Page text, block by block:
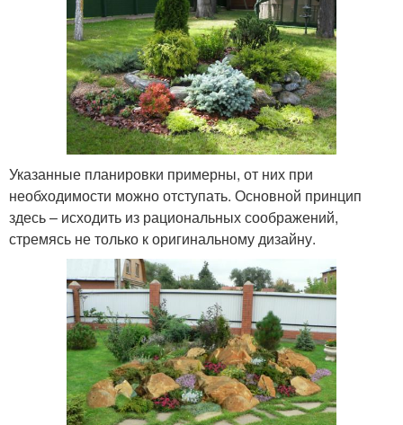
Указанные планировки примерны, от них при
необходимости можно отступать. Основной принцип
здесь – исходить из рациональных соображений,
стремясь не только к оригинальному дизайну.